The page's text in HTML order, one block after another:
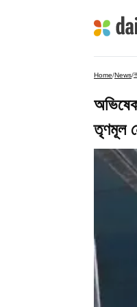
Home/News/
তৃণমূল